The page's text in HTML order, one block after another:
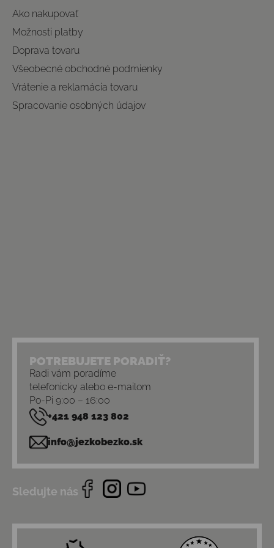
Ako nakupovať
Možnosti platby
Doprava tovaru
Všeobecné obchodné podmienky
Vrátenie a reklamácia tovaru
Spracovanie osobných údajov
POTREBUJETE PORADIŤ?
Radi vám poradíme
telefonicky alebo e-mailom
Po-Pi 9:00 – 16:00
+421 948 123 802
info@jezkobezko.sk
Sledujte nás